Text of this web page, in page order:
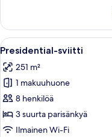
2
makuuhuonetta,
esteetön
Accessible)
Avaa
kaikki
huonetyypin
Presidential-
sviitti
kuvat
6
Presidential-sviitti
251 m²
1 makuuhuone
8 henkilöä
3 suurta parisänkyä
Ilmainen Wi-Fi